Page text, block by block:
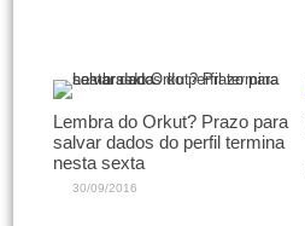
Lembra do Orkut? Prazo para
salvar dados do perfil termina
nesta sexta
30/09/2016